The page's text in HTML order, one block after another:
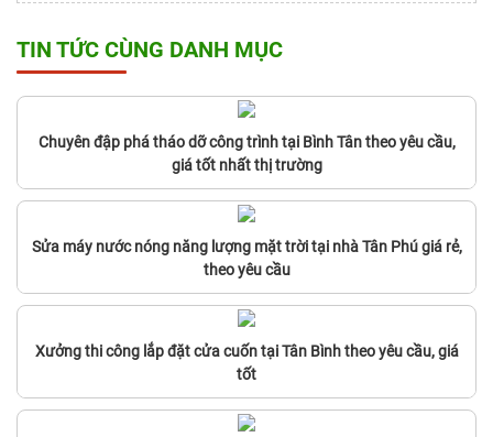
TIN TỨC CÙNG DANH MỤC
Chuyên đập phá tháo dỡ công trình tại Bình Tân theo yêu cầu,
giá tốt nhất thị trường
Sửa máy nước nóng năng lượng mặt trời tại nhà Tân Phú giá rẻ,
theo yêu cầu
Xưởng thi công lắp đặt cửa cuốn tại Tân Bình theo yêu cầu, giá
tốt